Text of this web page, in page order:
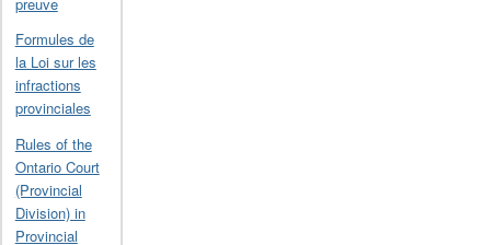
Formules de
la Loi sur les
infractions
provinciales
Rules of the
Ontario Court
(Provincial
Division) in
Provincial